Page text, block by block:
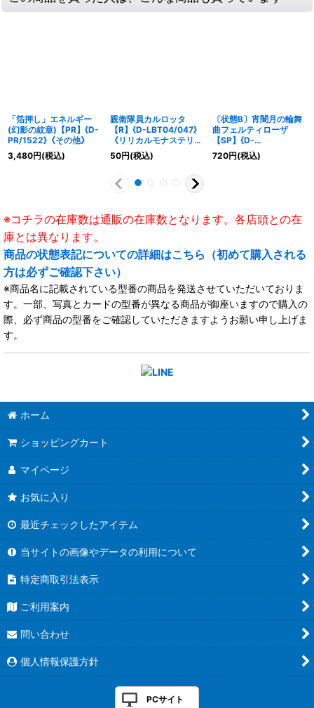
「箔押し」エネルギー
(幻影の紋章)【PR】{D-
PR/1522}《その他》
3,480円(税込)
親衛隊員カルロッタ
【R】{D-LBT04/047}
《リリカルモナステリ
オ》
50円(税込)
〔状態B〕宵闇月の輪舞
曲フェルティローザ
【SP】{D-
LBT01/SP08}《リリカ
ルモナステリオ》
720円(税込)
※コチラの在庫数は通販の在庫数となります。各店頭との在
庫とは異なります。
商品の状態表記についての詳細はこちら（初めて購入される
方は必ずご確認下さい）
※商品名に記載されている型番の商品を発送させていただいておりま
す。一部、写真とカードの型番が異なる商品が御座いますので購入の
際、必ず商品の型番をご確認していただきますようお願い申し上げま
す。
ホーム
ショッピングカート
マイページ
お気に入り
最近チェックしたアイテム
当サイトの画像やデータの利用について
特定商取引法表示
ご利用案内
問い合わせ
個人情報保護方針
PCサイト